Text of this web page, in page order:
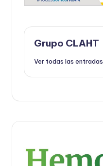
Grupo CLAHT
Ver todas las entradas